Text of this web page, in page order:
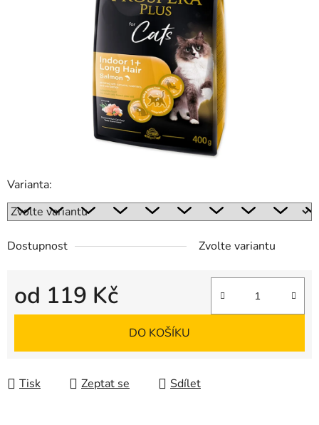
Varianta:
Dostupnost Zvolte variantu
od 119 Kč
Měrná cena:
DO KOŠÍKU
Tisk Zeptat se Sdílet